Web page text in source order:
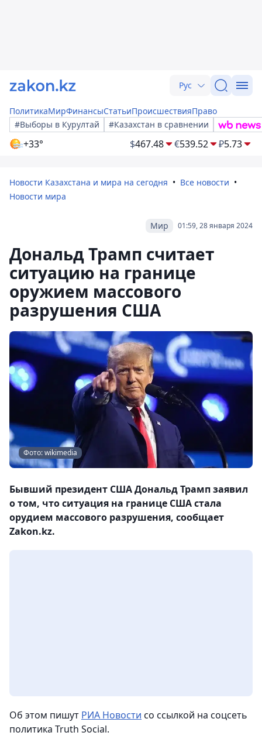
Рус
ПолитикаМирФинансыСтатьиПроисшествияПраво
#Выборы в Курултай
#Казахстан в сравнении
+33° $467.48 €539.52 ₽5.73
Новости Казахстана и мира на сегодня
Все новости
Новости мира
01:59, 28 января 2024
Мир
Дональд Трамп считает
ситуацию на границе
оружием массового
разрушения США
Фото: wikimedia
Бывший президент США Дональд Трамп заявил
о том, что ситуация на границе США стала
орудием массового разрушения, сообщает
Zakon.kz.
Об этом пишут РИА Новости со ссылкой на соцсеть
политика Truth Social.